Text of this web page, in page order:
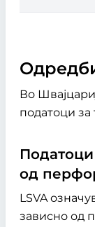
Во
податоци за
од
LSVA
зависно од